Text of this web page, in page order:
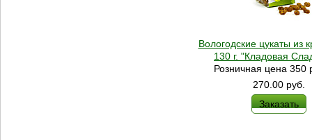
Вологодские цукаты из
130 г. "Кладовая
Розничная цена 350
270.00 руб.
Заказать